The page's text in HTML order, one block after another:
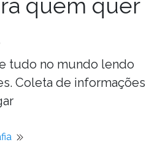
quem quer
tudo no mundo lendo
Coleta de informações